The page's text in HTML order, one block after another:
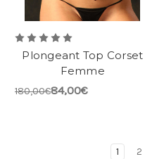
Plongeant Top Corset
Femme
180,00€84,00€
1 2